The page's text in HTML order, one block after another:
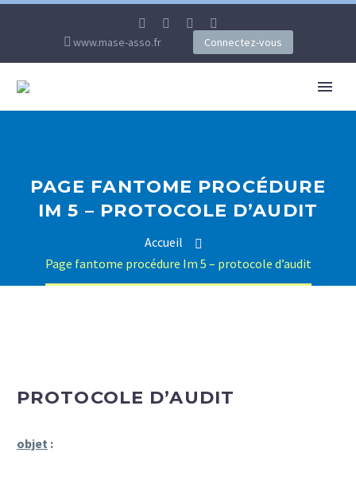
www.mase-asso.fr Connectez-vous
PAGE FANTOME PROCÉDURE
IM 5 – PROTOCOLE D’AUDIT
Accueil
Page fantome procédure Im 5 – protocole d’audit
PROTOCOLE D’AUDIT
objet :